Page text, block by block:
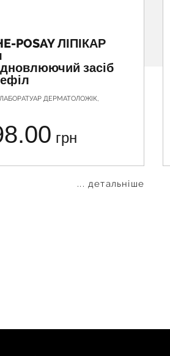
POSAY ЛІПІКАР
засіб
ДЕРМАТОЛОЖІК,
грн
... детальніше